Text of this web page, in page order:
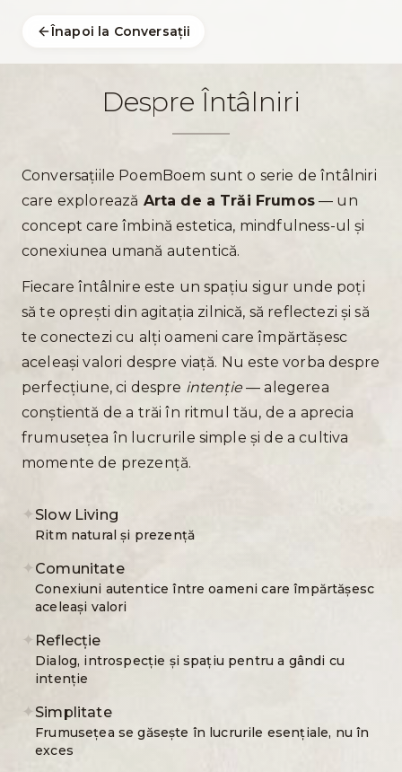
Înapoi la Conversații
Despre Întâlniri
Conversațiile PoemBoem sunt o serie de întâlniri
care explorează Arta de a Trăi Frumos— un
concept care îmbină estetica, mindfulness-ul și
conexiunea umană autentică.
Fiecare întâlnire este un spațiu sigur unde poți
să te oprești din agitația zilnică, să reflectezi și să
te conectezi cu alți oameni care împărtășesc
aceleași valori despre viață. Nu este vorba despre
perfecțiune, ci despre intenție— alegerea
conștientă de a trăi în ritmul tău, de a aprecia
frumusețea în lucrurile simple și de a cultiva
momente de prezență.
✦ Slow Living
Ritm natural și prezență
✦ Comunitate
Conexiuni autentice între oameni care împărtășesc
aceleași valori
✦ Reflecție
Dialog, introspecție și spațiu pentru a gândi cu
intenție
✦Simplitate
Frumusețea se găsește în lucrurile esențiale, nu în
exces